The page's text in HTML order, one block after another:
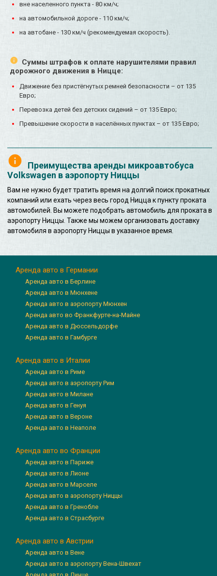
вне населенного пункта - 80 км/ч;
на автомобильной дороге - 110 км/ч;
на автобане - 130 км/ч (рекомендуемая скорость).
Суммы штрафов к оплате нарушителями правил
дорожного движения в Ницце:
Движение без пристёгнутых ремней безопасности – от 135
Евро;
Перевозка детей без детских сидений – от 135 Евро;
Превышение скорости в населённых пунктах – от 135 Евро;
Преимущества аренды микроавтобуса
Volkswagen в аэропорту Ниццы
Вам не нужно будет тратить время на долгий поиск прокатных
компаний или ехать через весь город Ницца к пункту проката
автомобилей. Вы можете подобрать автомобиль для проката в
аэропорту Ниццы. Также мы можем организовать доставку
автомобиля в аэропорту Ниццы в указанное время.
Аренда авто в Германии
Аренда авто в Берлине
Аренда авто в Мюнхене
Аренда авто в аэропорту Мюнхен
Аренда авто во Франкфурте-на-Майне
Аренда авто в Дюссельдорфе
Аренда авто в Гамбурге
Аренда авто в Италии
Аренда авто в Риме
Аренда авто в аэропорту Рим
Аренда авто в Милане
Аренда авто в Генуя
Аренда авто в Вероне
Аренда авто в Неаполе
Аренда авто во Франции
Аренда авто в Париже
Аренда авто в Лионе
Аренда авто в Марселе
Аренда авто в аэропорту Ниццы
Аренда авто в Гренобле
Аренда авто в Страсбурге
Аренда авто в Австрии
Аренда авто в Вене
Аренда авто в аэропорту Вена-Швехат